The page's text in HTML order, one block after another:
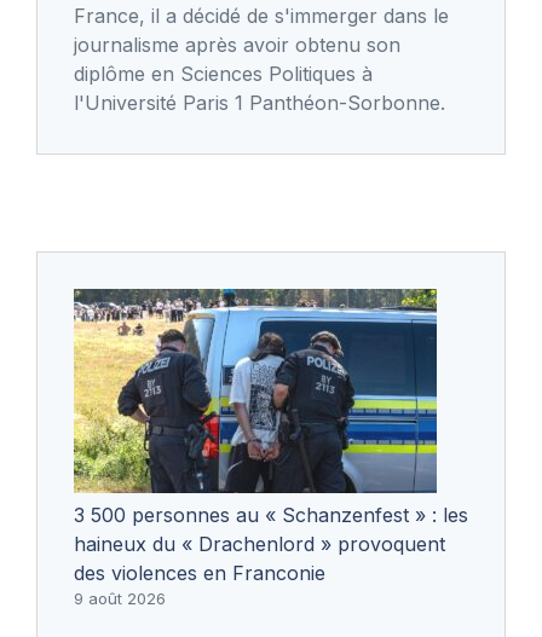
France, il a décidé de s'immerger dans le
journalisme après avoir obtenu son
diplôme en Sciences Politiques à
l'Université Paris 1 Panthéon-Sorbonne.
3 500 personnes au « Schanzenfest » : les
haineux du « Drachenlord » provoquent
des violences en Franconie
9 août 2026